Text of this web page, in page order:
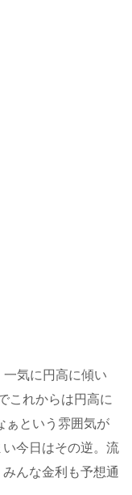
気に円高に傾い
これからは円高に
ぁという雰囲気が
今日はその逆。流
んな金利も予想通